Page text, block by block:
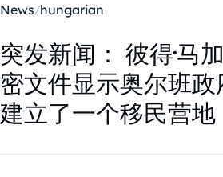
News hungarian
突发新闻： 彼得·马
密文件显示奥尔班
建立了一个移民营地